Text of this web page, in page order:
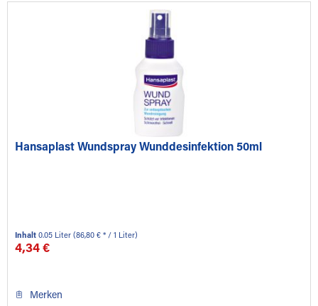
Hansaplast Wundspray Wunddesinfektion 50ml
Inhalt0.05 Liter(86,80 € * / 1 Liter)
4,34 €
Merken